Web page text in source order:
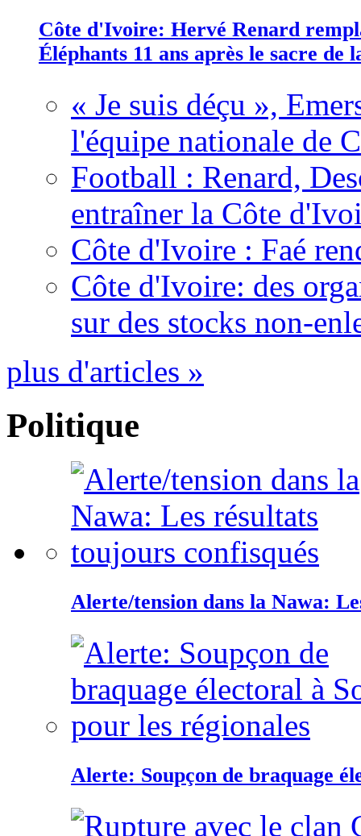
Côte d'Ivoire: Hervé Renard
Éléphants 11 ans après le sacre de
« Je suis déçu »,
l'équipe nationale de
Football : Renard,
entraîner la Côte
Côte d'Ivoire : Faé
Côte d'Ivoire: des
sur des stocks non-
plus d'articles »
Politique
Alerte/tension dans la Nawa:
Alerte: Soupçon de braquage